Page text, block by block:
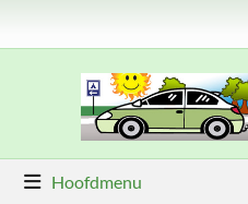
Hoofdmenu